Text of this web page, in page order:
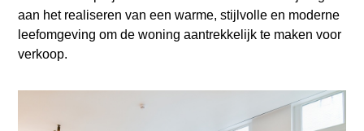
aan het realiseren van een warme, stijlvolle en moderne
leefomgeving om de woning aantrekkelijk te maken voor
verkoop.